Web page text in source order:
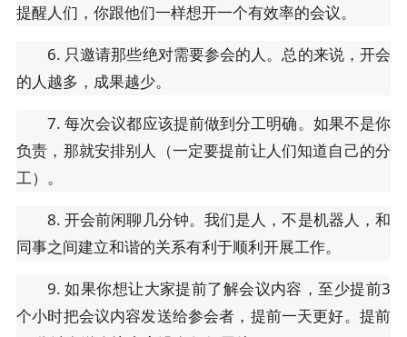
提醒人们，你跟他们一样想开一个有效率的会议。
6. 只邀请那些绝对需要参会的人。总的来说，开会
的人越多，成果越少。
7. 每次会议都应该提前做到分工明确。如果不是你
负责，那就安排别人（一定要提前让人们知道自己的分
工）。
8. 开会前闲聊几分钟。我们是人，不是机器人，和
同事之间建立和谐的关系有利于顺利开展工作。
9. 如果你想让大家提前了解会议内容，至少提前3
个小时把会议内容发送给参会者，提前一天更好。提前